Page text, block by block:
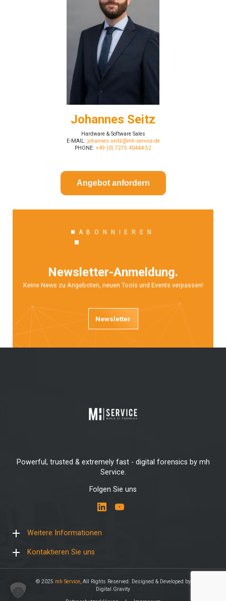
Johannes Seitz
Hardware & Software Sales
E-MAIL: johannes.seitz@mh-service.de
PHONE: +49 (0) 7275 40444-52
Angebot anfordern
ABONNIEREN
Newsletter-Anmeldung.
Keine News zu Angeboten, neuen Tools und Events verpassen!
Newsletter
Powerful, trusted & extremely fast - digital forensics by mh
Service.
Folgen Sie uns
Weitere Informationen
Kontaktieren Sie uns
© 2025 mh Service, All Rights Reserved. Designed & Developed by
Digital.Gravity